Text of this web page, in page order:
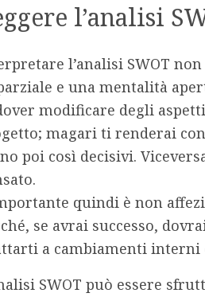
l’analisi
l’analisi SWOT
e una mentalità
modificare degli
magari ti renderai
poi così decisivi.
quindi è non
se avrai successo,
a cambiamenti interni
SWOT può essere